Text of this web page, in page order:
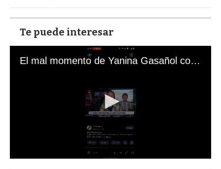
Te puede interesar
El mal momento de Yanina Gasañol con un hincha argentino en "Subrayado"